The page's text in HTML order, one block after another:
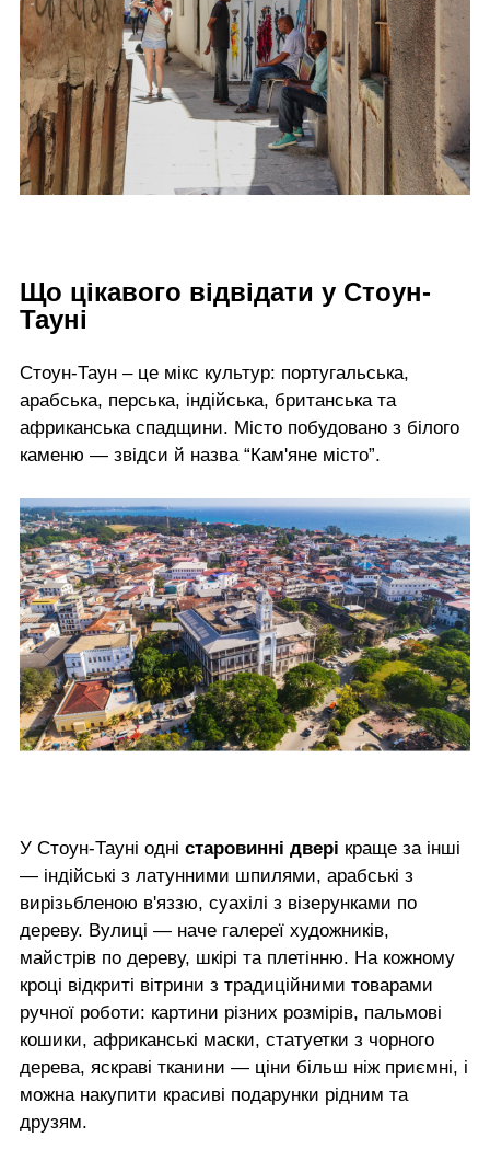
Що цікавого відвідати у Стоун-
Тауні
Стоун-Таун – це мікс культур: португальська,
арабська, перська, індійська, британська та
африканська спадщини. Місто побудовано з білого
каменю — звідси й назва “Кам'яне місто”.
У Стоун-Тауні одні старовинні двері краще за інші
— індійські з латунними шпилями, арабські з
вирізьбленою в'яззю, суахілі з візерунками по
дереву. Вулиці — наче галереї художників,
майстрів по дереву, шкірі та плетінню. На кожному
кроці відкриті вітрини з традиційними товарами
ручної роботи: картини різних розмірів, пальмові
кошики, африканські маски, статуетки з чорного
дерева, яскраві тканини — ціни більш ніж приємні, і
можна накупити красиві подарунки рідним та
друзям.